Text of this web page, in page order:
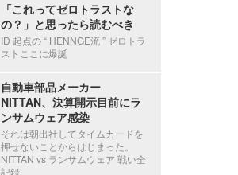
「これってゼロトラストな
の？」と思ったら読むべき
ID 起点の “ HENNGE流 ” ゼロトラ
ストここに爆誕
自動車部品メーカー
NITTAN、決算開示目前にラ
ンサムウェア感染
それは朝出社してタイムカードを
押せないことからはじまった。
NITTAN vs ランサムウェア 戦い全
記録